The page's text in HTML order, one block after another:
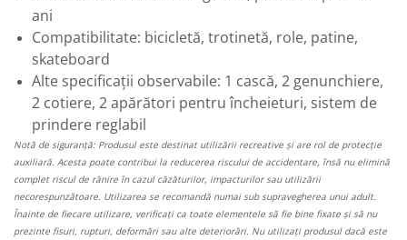
ani
Compatibilitate: bicicletă, trotinetă, role, patine,
skateboard
Alte specificații observabile: 1 cască, 2 genunchiere,
2 cotiere, 2 apărători pentru încheieturi, sistem de
prindere reglabil
Notă de siguranță: Produsul este destinat utilizării recreative și are rol de protecție
auxiliară. Acesta poate contribui la reducerea riscului de accidentare, însă nu elimină
complet riscul de rănire în cazul căzăturilor, impacturilor sau utilizării
necorespunzătoare. Utilizarea se recomandă numai sub supravegherea unui adult.
Înainte de fiecare utilizare, verificați ca toate elementele să fie bine fixate și să nu
prezinte fisuri, rupturi, deformări sau alte deteriorări. Nu utilizați produsul dacă este